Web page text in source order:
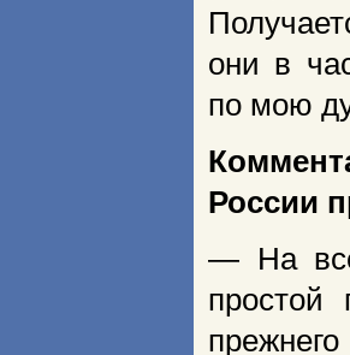
они в
по мою
России
— На все
простой